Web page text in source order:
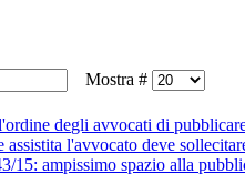
Mostra #
degli avvocati di
assistita l'avvocato deve
15: ampissimo spazio alla